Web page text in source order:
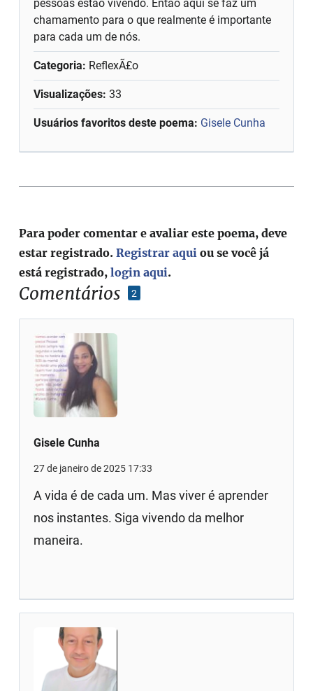
pessoas estão vivendo. Então aqui se faz um
chamamento para o que realmente é importante
para cada um de nós.
Categoria: ReflexÃ£o
Visualizações: 33
Usuários favoritos deste poema: Gisele Cunha
Comentários 2
Gisele Cunha
27 de janeiro de 2025 17:33
A vida é de cada um. Mas viver é aprender
nos instantes. Siga vivendo da melhor
maneira.
Para poder comentar e avaliar este poema, deve
estar registrado.Registrar aqui ou se você já
está registrado,login aqui.